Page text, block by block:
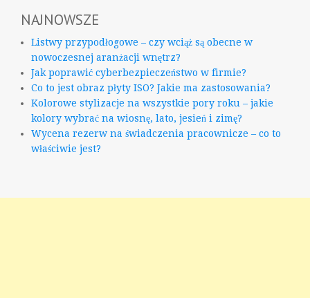
NAJNOWSZE
Listwy przypodłogowe – czy wciąż są obecne w
nowoczesnej aranżacji wnętrz?
Jak poprawić cyberbezpieczeństwo w firmie?
Co to jest obraz płyty ISO? Jakie ma zastosowania?
Kolorowe stylizacje na wszystkie pory roku – jakie
kolory wybrać na wiosnę, lato, jesień i zimę?
Wycena rezerw na świadczenia pracownicze – co to
właściwie jest?